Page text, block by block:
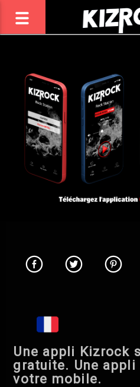
TITRE / ARTISTE
Une appli Kizrock
gratuite. Une
votre mobile.